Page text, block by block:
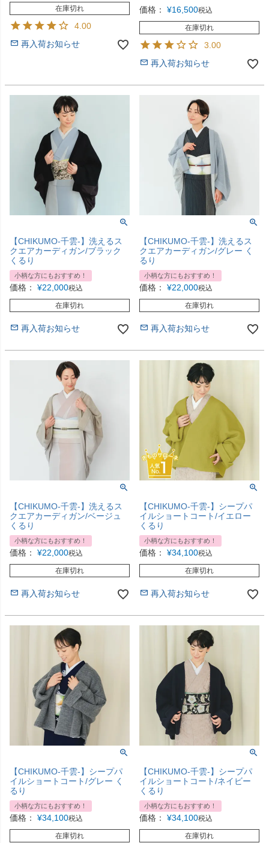
在庫切れ
4.00
再入荷お知らせ
価格：
¥16,500税込
在庫切れ
3.00
再入荷お知らせ
【CHIKUMO-千雲-】洗えるス
クエアカーディガン/ブラック
くるり
小柄な方にもおすすめ！
価格： ¥22,000税込
在庫切れ
再入荷お知らせ
【CHIKUMO-千雲-】洗えるス
クエアカーディガン/グレー く
るり
小柄な方にもおすすめ！
価格： ¥22,000税込
在庫切れ
再入荷お知らせ
【CHIKUMO-千雲-】洗えるス
クエアカーディガン/ベージュ
くるり
小柄な方にもおすすめ！
価格： ¥22,000税込
在庫切れ
再入荷お知らせ
【CHIKUMO-千雲-】シープパ
イルショートコート/イエロー
くるり
小柄な方にもおすすめ！
価格： ¥34,100税込
在庫切れ
再入荷お知らせ
【CHIKUMO-千雲-】シープパ
イルショートコート/グレー く
るり
小柄な方にもおすすめ！
価格： ¥34,100税込
在庫切れ
【CHIKUMO-千雲-】シープパ
イルショートコート/ネイビー
くるり
小柄な方にもおすすめ！
価格： ¥34,100税込
在庫切れ